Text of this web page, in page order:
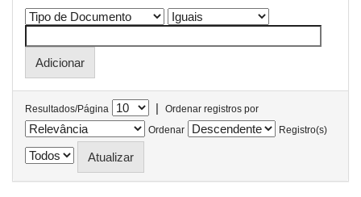
Resultados/Página |
Ordenar registros por
Ordenar
Registro(s)